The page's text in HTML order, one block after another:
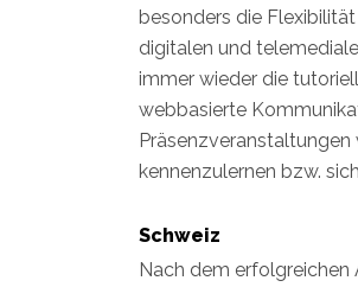
besonders die
digitalen und
immer wieder die
webbasierte
kennenzulernen bzw.
Schweiz
Nach dem erfolgreichen